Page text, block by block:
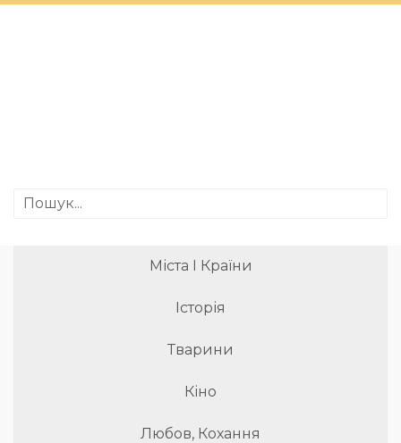
Міста І Країни
Історія
Тварини
Кіно
Любов, Кохання